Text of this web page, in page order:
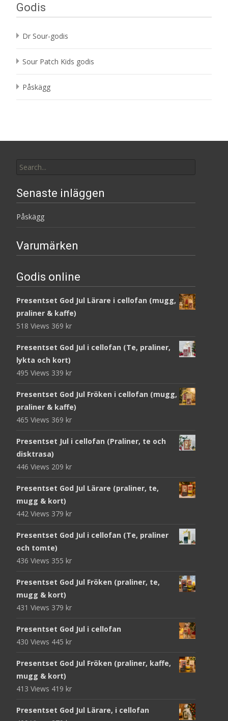
Godis
Dr Sour-godis
Sour Patch Kids godis
Påskägg
for:
Senaste inläggen
Påskägg
Varumärken
Godis online
Presentset God Jul Lärare i cellofan (mugg,
praliner & kaffe)
518 Views 369 kr
Presentset God Jul i cellofan (Te, praliner,
lykta och kort)
495 Views 339 kr
Presentset God Jul Fröken i cellofan (mugg,
praliner & kaffe)
465 Views 369 kr
Presentset Jul i cellofan (Praliner, te och
disktrasa)
446 Views 209 kr
Presentset God Jul Lärare (praliner, te,
mugg & kort)
442 Views 379 kr
Presentset God Jul i cellofan (Te, praliner
och tomte)
436 Views 355 kr
Presentset God Jul Fröken (praliner, te,
mugg & kort)
431 Views 379 kr
Presentset God Jul i cellofan
430 Views 445 kr
Presentset God Jul Fröken (praliner, kaffe,
mugg & kort)
413 Views 419 kr
Presentset God Jul Lärare, i cellofan